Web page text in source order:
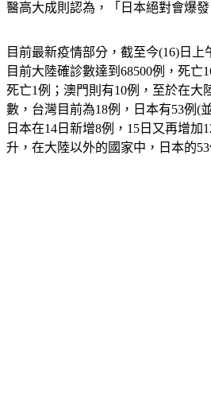
理。對於這次防疫動作，日本被挨
目前最新疫情部分，截至今(16)日上
目前大陸確診數達到68500例，死亡
死亡1例；澳門則有10例，至於在大
數，台灣目前為18例，日本有53例(
日本在14日新增8例，15日又再增加